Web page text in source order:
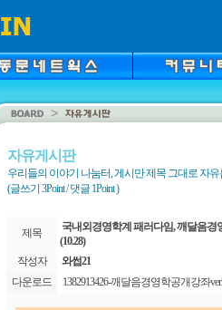
자유게시판
우리들의 이야기 나눔터, 게시만 제목 그대로 자
(글쓰기 3Point / 댓글 1Point )
제목
국내외경영학계 패러다임, 깨달음경
(10.28)
작성자
와썹21
다운로드
1382913426-깨달음경영학공개강좌